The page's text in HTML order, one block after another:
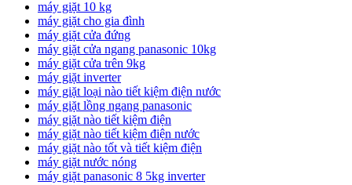
máy giặt 10 kg
máy giặt cho gia đình
máy giặt cửa đứng
máy giặt cửa ngang panasonic 10kg
máy giặt cửa trên 9kg
máy giặt inverter
máy giặt loại nào tiết kiệm điện nước
máy giặt lồng ngang panasonic
máy giặt nào tiết kiệm điện
máy giặt nào tiết kiệm điện nước
máy giặt nào tốt và tiết kiệm điện
máy giặt nước nóng
máy giặt panasonic 8 5kg inverter